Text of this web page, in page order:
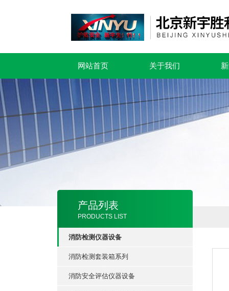
网站首页 关于我们
产品列表
PRODUCTS LIST
消防检测仪器设备
消防检测套装箱系列
消防安全评估仪器设备